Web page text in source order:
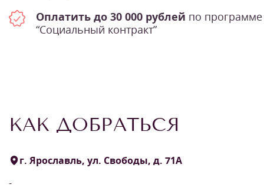
Оплатить до 30 000 рублей по программе
“Социальный контракт”
КАК ДОБРАТЬСЯ
г. Ярославль, ул. Свободы, д. 71А
-